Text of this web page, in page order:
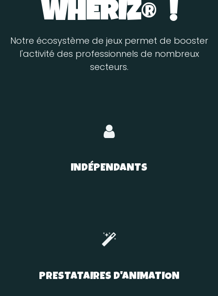
WHERIZ® !
Notre écosystème de jeux permet de booster
l'activité des professionnels de nombreux
secteurs.
INDÉPENDANTS
PRESTATAIRES D'ANIMATION